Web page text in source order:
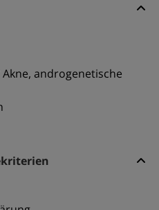
androgenetische